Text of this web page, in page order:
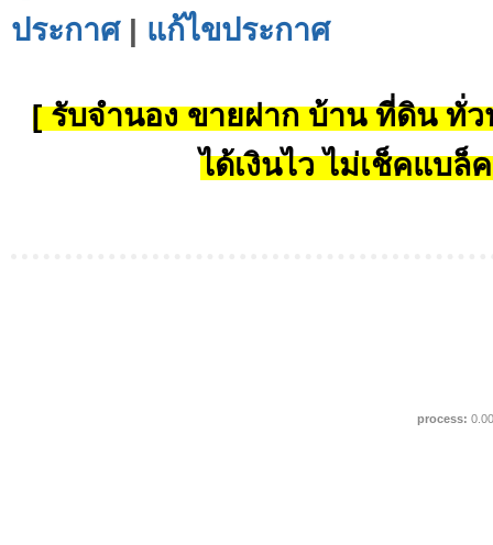
ประกาศ| แก้ไขประกาศ
[ รับจำนอง ขายฝาก บ้าน ที่ดิน ทั่ว
ได้เงินไว ไม่เช็คแบล็
process: